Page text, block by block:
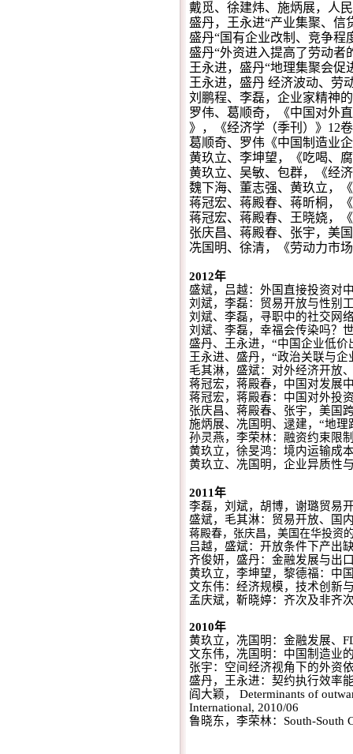
戴觅、徐建炜、施炳展，人
盛丹，王永进“产业集聚、信
盛丹“国有企业改制、竞争程
盛丹“外资进入提高了劳动者
王永进，盛丹“地理集聚会促
王永进，盛丹 经济波动、劳
刘鹏程、李磊，企业家精神
罗伟、葛顺奇，《中国对外
》，《经济学（季刊）》12
葛顺奇、罗伟《中国制造业
黄玖立、李坤望，《吃喝、
黄玖立、吴敏、包群，《经
魏下海、董志强、黄玖立，
蒋冠宏、蒋殿春、蒋昕桐，
蒋冠宏、蒋殿春、王晓娆，
张庆昌、蒋殿春、张宇，美
冼国明、徐清，《劳动力市
2012年
盛斌，吕越：外国直接投资对
刘斌，李磊：贸易开放与性别
刘斌、李磊，寻职中的社交网
刘斌、李磊，幸福会传染吗？
盛丹、王永进， “中国企业低价
王永进、盛丹， “政治关联与企
毛其淋，盛斌：对外经济开放
蒋冠宏，蒋殿春，中国对发展
蒋冠宏，蒋殿春：中国对外投
张庆昌、蒋殿春、张宇，美国
施炳展、冼国明、逯建， “地理
孙灵燕，李荣林：融资约束限
黄玖立，徐旻鸿：境内运输成
黄玖立、冼国明，企业异质性
2011年
李磊，刘斌，胡博，谢璐贸易
盛斌，毛其淋：贸易开放、国
蒋殿春，张庆昌， 美国在华投资
吕越，盛斌：开放条件下产出
齐俊妍，盛丹：金融发展与出
黄玖立，李坤望，黎德福：中
文东伟：经济规模，技术创新
孟庆斌，靳晓婷：齐次及非齐
2010年
黄玖立，冼国明：金融发展、
文东伟，冼国明：中国制造业
张宇：空间经济视角下的外资
盛丹，王永进：契约执行效率
阎大颖，
Determinants of
International, 2010/06
鲁晓东，李荣林： South-South